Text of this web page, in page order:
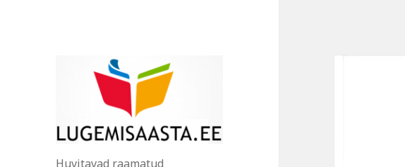
Huvitavad raamatud